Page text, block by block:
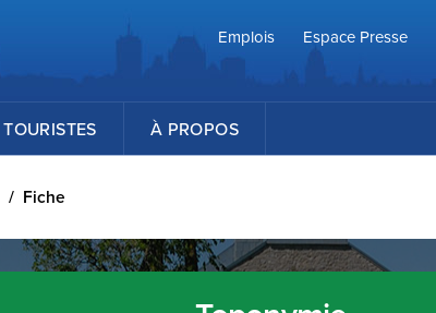
Emplois
Espace Presse
TOURISTES À PROPOS
/ Fiche